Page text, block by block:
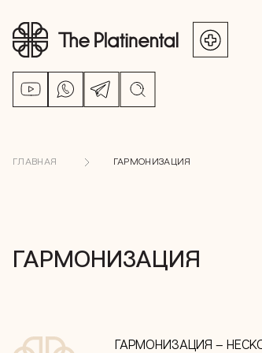
ГЛАВНАЯ ГАРМОНИЗАЦИЯ
ГАРМОНИЗАЦИЯ
ГАРМОНИЗАЦИЯ –